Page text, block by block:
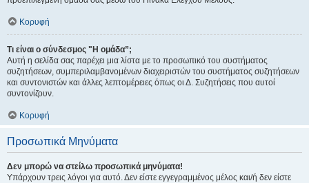
Κορυφή
Τι είναι ο σύνδεσμος "Η ομάδα”;
Αυτή η σελίδα σας παρέχει μια λίστα με το προσωπικό του συστήματος
συζητήσεων, συμπεριλαμβανομένων διαχειριστών του συστήματος συζητήσεων
και συντονιστών και άλλες λεπτομέρειες όπως οι Δ. Συζητήσεις που αυτοί
συντονίζουν.
Κορυφή
Προσωπικά Μηνύματα
Δεν μπορώ να στείλω προσωπικά μηνύματα!
Υπάρχουν τρεις λόγοι για αυτό. Δεν είστε εγγεγραμμένος μέλος και/ή δεν είστε